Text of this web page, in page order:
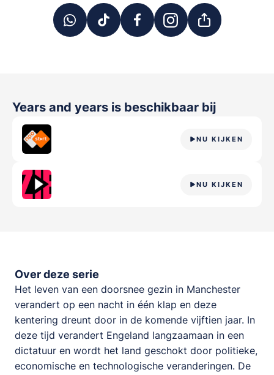
Years and years is beschikbaar bij
NU KIJKEN
NU KIJKEN
Over deze serie
Het leven van een doorsnee gezin in Manchester
verandert op een nacht in één klap en deze
kentering dreunt door in de komende vijftien jaar. In
deze tijd verandert Engeland langzaamaan in een
dictatuur en wordt het land geschokt door politieke,
economische en technologische veranderingen. De